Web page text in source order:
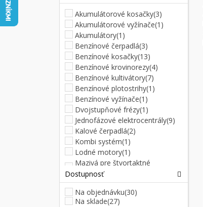
Akumulátorové kosačky(3)
Akumulátorové vyžínače(1)
Akumulátory(1)
Benzínové čerpadlá(3)
Benzínové kosačky(13)
Benzínové krovinorezy(4)
Benzínové kultivátory(7)
Benzínové plotostrihy(1)
Benzínové vyžínače(1)
Dvojstupňové frézy(1)
Jednofázové elektrocentrály(9)
Kalové čerpadlá(2)
Kombi systém(1)
Lodné motory(1)
Mazivá pre štvortaktné
motory(2)
Štvortaktné motory(1)
Traktorové kosačky
Dostupnosť
Na objednávku(30)
Na sklade(27)